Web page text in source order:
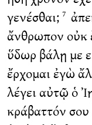
γενέσθαι; 7
ἄνθρωπον οὐκ
ὕδωρ βάλῃ με
ἔρχομαι ἐγὼ
λέγει αὐτῷ ὁ
κράβαττόν σου